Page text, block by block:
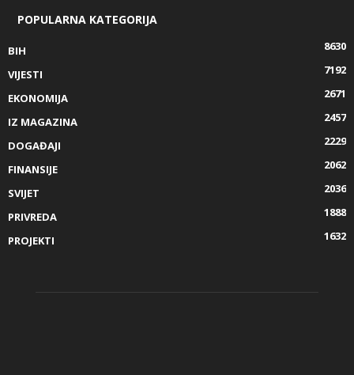
POPULARNA KATEGORIJA
BIH
8630
VIJESTI
7192
EKONOMIJA
2671
IZ MAGAZINA
2457
DOGAĐAJI
2229
FINANSIJE
2062
SVIJET
2036
PRIVREDA
1888
PROJEKTI
1632